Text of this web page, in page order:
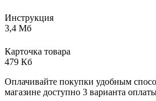
Инструкция
3,4 Мб
Карточка товара
479 Кб
Оплачивайте покупки удобным
магазине доступно 3 варианта